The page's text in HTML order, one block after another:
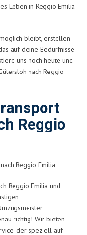
Leben in Reggio Emilia
bleibt, erstellen
auf deine Bedürfnisse
uns noch heute und
nach Reggio
Reggio
Reggio Emilia
Reggio Emilia und
richtig! Wir bieten
der speziell auf